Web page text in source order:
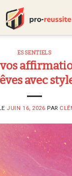
ESSENTIELS
avec
JUIN 16, 2026 PAR